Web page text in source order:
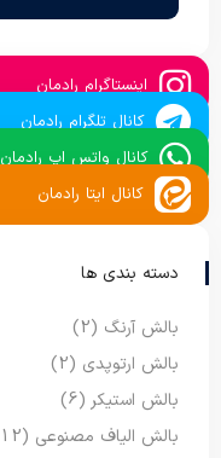
اینستاگرام رادمان
کانال تلگرام رادمان
کانال واتس اپ رادمان
کانال ایتا رادمان
دسته بندی ها
بالش آرنگ (2)
بالش ارتوپدی (2)
بالش استیکر (6)
بالش الیاف مصنوعی (12)